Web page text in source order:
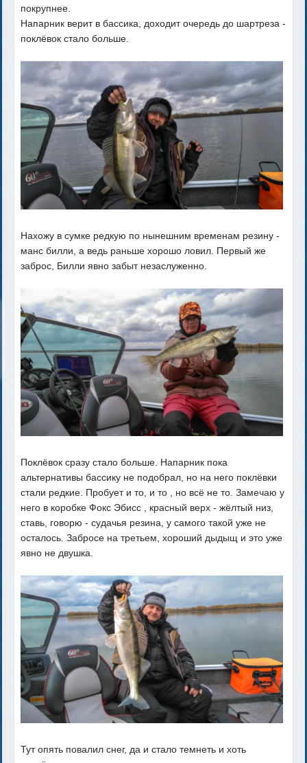
покрупнее.
Напарник верит в бассика, доходит очередь до шартреза -
поклёвок стало больше.
Нахожу в сумке редкую по нынешним временам резину -
манс билли, а ведь раньше хорошо ловил. Первый же
заброс, Билли явно забыт незаслуженно.
Поклёвок сразу стало больше. Напарник пока
альтернативы бассику не подобрал, но на него поклёвки
стали редкие. Пробует и то, и то , но всё не то. Замечаю у
него в коробке Фокс Эбисс , красный верх - жёлтый низ,
ставь, говорю - судачья резина, у самого такой уже не
осталось. Забросе на третьем, хороший дыдыщ и это уже
явно не двушка.
Тут опять повалил снег, да и стало темнеть и хоть